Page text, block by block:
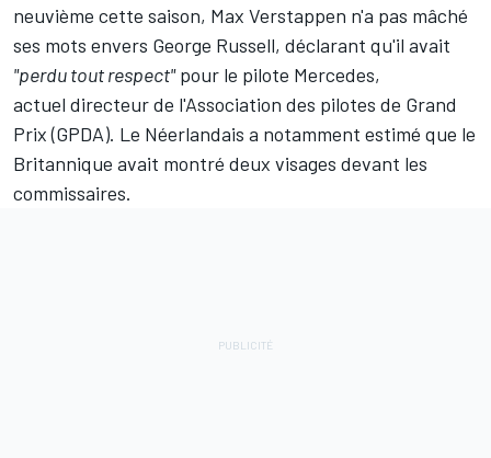
neuvième cette saison, Max Verstappen n'a pas mâché
ses mots envers George Russell, déclarant qu'il avait
"perdu tout respect"pour le pilote Mercedes,
actuel directeur de l'Association des pilotes de Grand
Prix (GPDA). Le Néerlandais a notamment estimé que le
Britannique avait montré deux visages devant les
commissaires.